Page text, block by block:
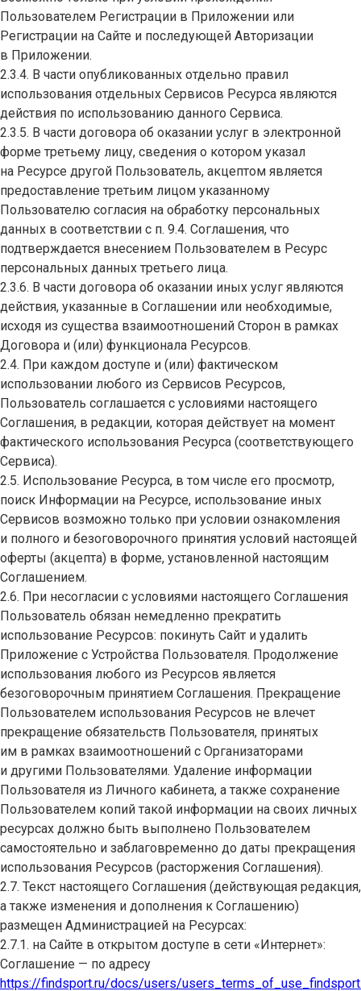
Пользователем Регистрации в Приложении или
Регистрации на Сайте и последующей Авторизации
в Приложении.
2.3.4. В части опубликованных отдельно правил
использования отдельных Сервисов Ресурса являются
действия по использованию данного Сервиса.
2.3.5. В части договора об оказании услуг в электронной
форме третьему лицу, сведения о котором указал
на Ресурсе другой Пользователь, акцептом является
предоставление третьим лицом указанному
Пользователю согласия на обработку персональных
данных в соответствии с п. 9.4. Соглашения, что
подтверждается внесением Пользователем в Ресурс
персональных данных третьего лица.
2.3.6. В части договора об оказании иных услуг являются
действия, указанные в Соглашении или необходимые,
исходя из существа взаимоотношений Сторон в рамках
Договора и (или) функционала Ресурсов.
2.4. При каждом доступе и (или) фактическом
использовании любого из Сервисов Ресурсов,
Пользователь соглашается с условиями настоящего
Соглашения, в редакции, которая действует на момент
фактического использования Ресурса (соответствующего
Сервиса).
2.5. Использование Ресурса, в том числе его просмотр,
поиск Информации на Ресурсе, использование иных
Сервисов возможно только при условии ознакомления
и полного и безоговорочного принятия условий настоящей
оферты (акцепта) в форме, установленной настоящим
Соглашением.
2.6. При несогласии с условиями настоящего Соглашения
Пользователь обязан немедленно прекратить
использование Ресурсов: покинуть Сайт и удалить
Приложение с Устройства Пользователя. Продолжение
использования любого из Ресурсов является
безоговорочным принятием Соглашения. Прекращение
Пользователем использования Ресурсов не влечет
прекращение обязательств Пользователя, принятых
им в рамках взаимоотношений с Организаторами
и другими Пользователями. Удаление информации
Пользователя из Личного кабинета, а также сохранение
Пользователем копий такой информации на своих личных
ресурсах должно быть выполнено Пользователем
самостоятельно и заблаговременно до даты прекращения
использования Ресурсов (расторжения Соглашения).
2.7. Текст настоящего Соглашения (действующая редакция,
а также изменения и дополнения к Соглашению)
размещен Администрацией на Ресурсах:
2.7.1. на Сайте в открытом доступе в сети «Интернет»:
Соглашение — по адресу
https://findsport.ru/docs/users/